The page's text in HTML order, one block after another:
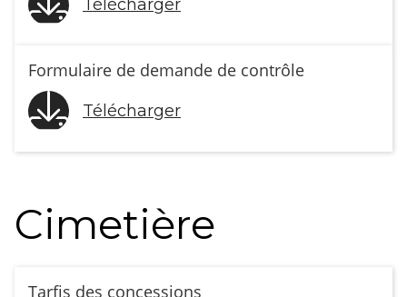
Télécharger
Formulaire de demande de contrôle
Télécharger
Cimetière
Tarfis des concessions